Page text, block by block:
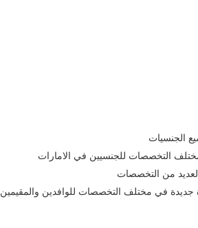
الجنسيات
التخصصات للجنسيين في الامارات
من التخصصات
مختلف التخصصات للوافدين والمقيمين في الشارقة